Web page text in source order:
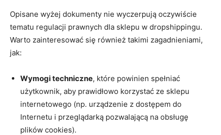
Opisane wyżej dokumenty nie wyczerpują oczywiście
tematu regulacji prawnych dla sklepu w dropshippingu.
Warto zainteresować się również takimi zagadnieniami,
jak:
Wymogi techniczne, które powinien spełniać
użytkownik, aby prawidłowo korzystać ze sklepu
internetowego (np. urządzenie z dostępem do
Internetu i przeglądarką pozwalającą na obsługę
plików cookies).